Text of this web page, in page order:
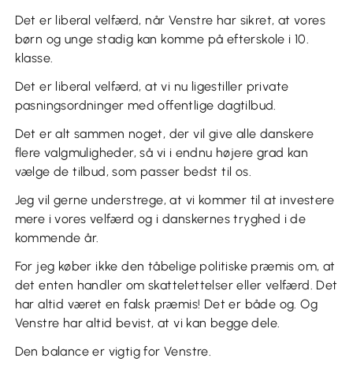
Det er liberal velfærd, når Venstre har sikret, at vores
børn og unge stadig kan komme på efterskole i 10.
klasse.
Det er liberal velfærd, at vi nu ligestiller private
pasningsordninger med offentlige dagtilbud.
Det er alt sammen noget, der vil give alle danskere
flere valgmuligheder, så vi i endnu højere grad kan
vælge de tilbud, som passer bedst til os.
Jeg vil gerne understrege, at vi kommer til at investere
mere i vores velfærd og i danskernes tryghed i de
kommende år.
For jeg køber ikke den tåbelige politiske præmis om, at
det enten handler om skattelettelser eller velfærd. Det
har altid været en falsk præmis! Det er både og. Og
Venstre har altid bevist, at vi kan begge dele.
Den balance er vigtig for Venstre.